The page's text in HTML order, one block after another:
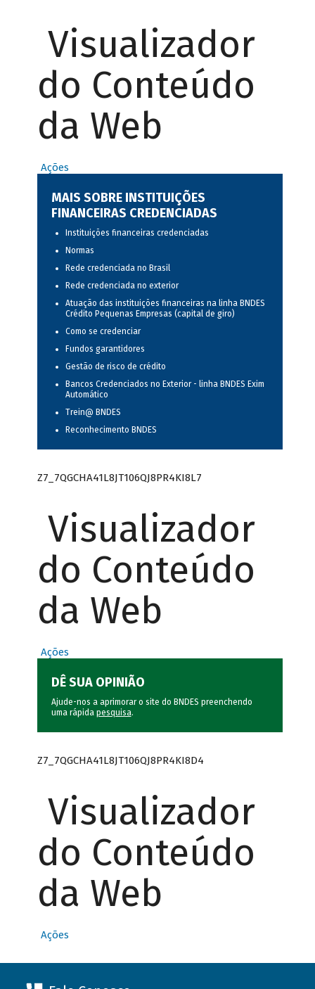
Visualizador
do Conteúdo
da Web
Ações
MAIS SOBRE INSTITUIÇÕES
FINANCEIRAS CREDENCIADAS
Instituições financeiras credenciadas
Normas
Rede credenciada no Brasil
Rede credenciada no exterior
Atuação das instituições financeiras na linha BNDES
Crédito Pequenas Empresas (capital de giro)
Como se credenciar
Fundos garantidores
Gestão de risco de crédito
Bancos Credenciados no Exterior - linha BNDES Exim
Automático
Trein@ BNDES
Reconhecimento BNDES
Z7_7QGCHA41L8JT106QJ8PR4KI8L7
Visualizador
do Conteúdo
da Web
Ações
DÊ SUA OPINIÃO
Ajude-nos a aprimorar o site do BNDES preenchendo
uma rápida pesquisa.
Z7_7QGCHA41L8JT106QJ8PR4KI8D4
Visualizador
do Conteúdo
da Web
Ações